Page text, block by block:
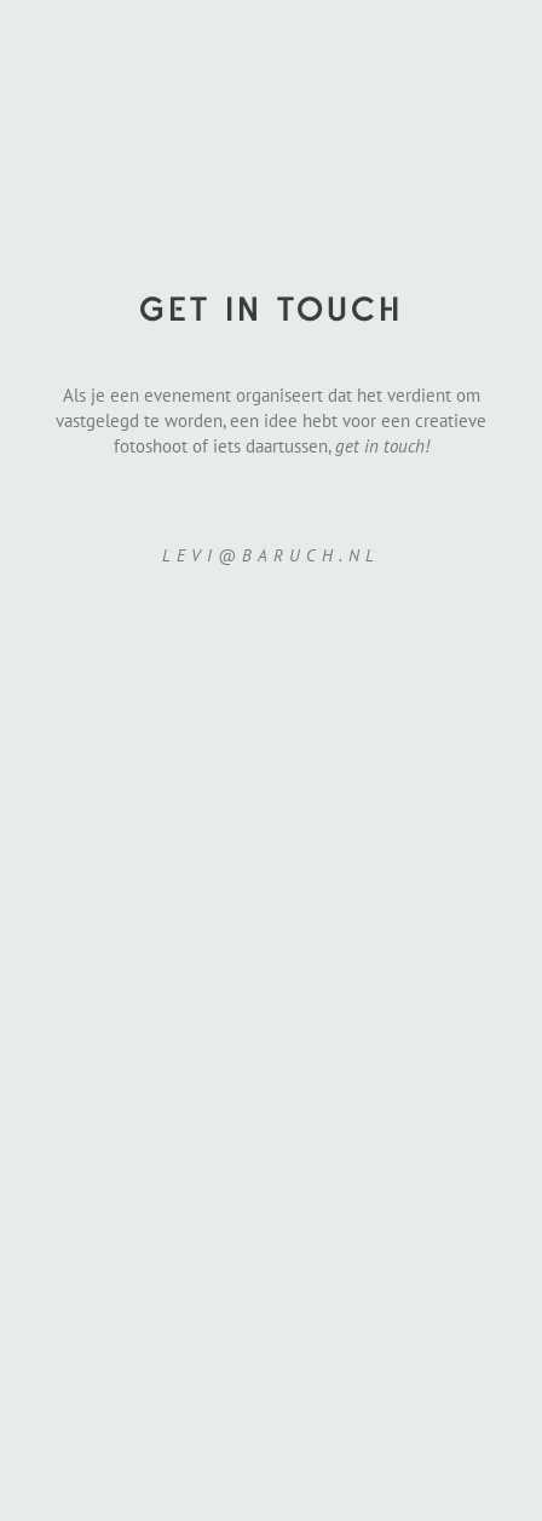
GET IN TOUCH
Als je een evenement organiseert dat het verdient om
vastgelegd te worden, een idee hebt voor een creatieve
fotoshoot of iets daartussen,get in touch!
LEVI@BARUCH.NL